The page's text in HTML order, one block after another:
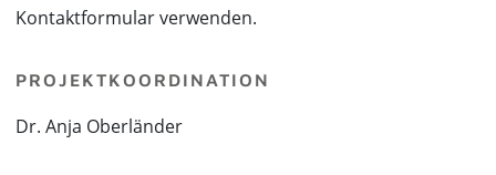
Kontaktformular verwenden.
PROJEKTKOORDINATION
Dr. Anja Oberländer